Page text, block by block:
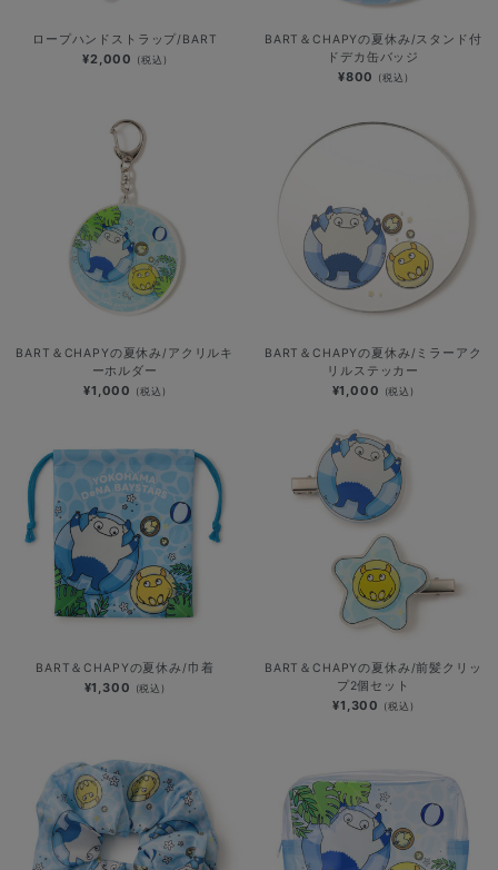
ロープハンドストラップ/BART
¥2,000 (税込)
BART＆CHAPYの夏休み/スタンド付
ドデカ缶バッジ
¥800 (税込)
BART＆CHAPYの夏休み/アクリルキ
ーホルダー
¥1,000 (税込)
BART＆CHAPYの夏休み/ミラーアク
リルステッカー
¥1,000 (税込)
BART＆CHAPYの夏休み/巾着
¥1,300 (税込)
BART＆CHAPYの夏休み/前髪クリッ
プ2個セット
¥1,300 (税込)